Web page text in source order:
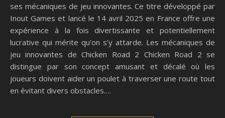
ses mécaniques de jeu innovantes. Ce titre développé par
Inout Games et lancé le 14 avril 2025 en France offre une
expérience à la fois divertissante et potentiellement
lucrative qui mérite qu’on s’y attarde. Les mécaniques de
jeu innovantes de Chicken Road 2 Chicken Road 2 se
distingue par son concept amusant et décalé où les
joueurs doivent aider un poulet à traverser une route tout
en évitant divers obstacles.…